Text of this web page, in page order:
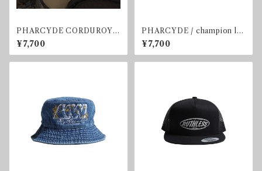
PHARCYDE CORDUROY
CAP
¥7,700
PHARCYDE / champion lo
go cap
¥7,700